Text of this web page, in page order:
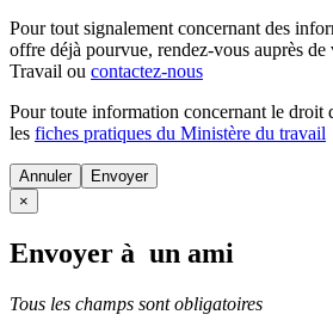
Pour tout signalement concernant des
offre déjà pourvue, rendez-vous auprès
Travail ou contactez-nous
Pour toute information concernant le droit
les fiches pratiques du Ministère du travail
Annuler
×
Envoyer à un ami
Tous les champs sont obligatoires